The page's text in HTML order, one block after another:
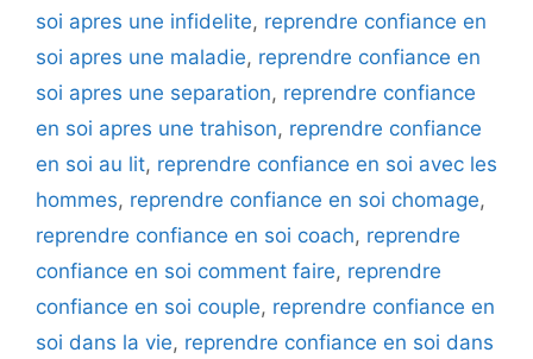
soi apres une infidelite, reprendre confiance en
soi apres une maladie, reprendre confiance en
soi apres une separation, reprendre confiance
en soi apres une trahison, reprendre confiance
en soi au lit, reprendre confiance en soi avec les
hommes, reprendre confiance en soi chomage,
reprendre confiance en soi coach, reprendre
confiance en soi comment faire, reprendre
confiance en soi couple, reprendre confiance en
soi dans la vie, reprendre confiance en soi dans